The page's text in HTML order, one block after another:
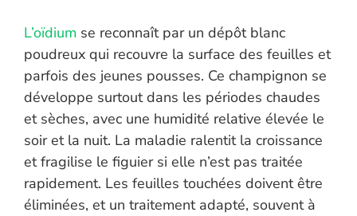
L’oïdium se reconnaît par un dépôt blanc
poudreux qui recouvre la surface des feuilles et
parfois des jeunes pousses. Ce champignon se
développe surtout dans les périodes chaudes
et sèches, avec une humidité relative élevée le
soir et la nuit. La maladie ralentit la croissance
et fragilise le figuier si elle n’est pas traitée
rapidement. Les feuilles touchées doivent être
éliminées, et un traitement adapté, souvent à